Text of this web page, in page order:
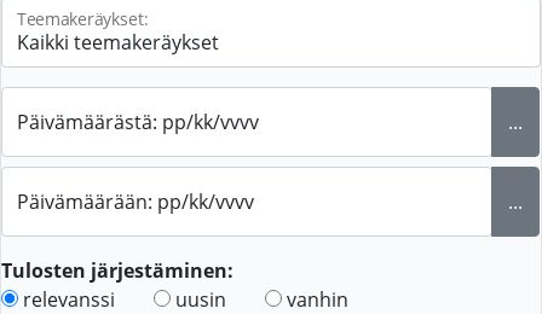
Teemakeräykset:
Päivämäärästä: pp/kk/vvvv ...
Päivämäärään: pp/kk/vvvv ...
Tulosten järjestäminen:
relevanssi
uusin vanhin